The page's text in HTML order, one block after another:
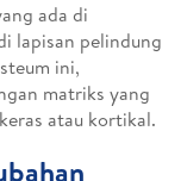
ada di
lapisan pelindung
ini,
matriks yang
atau kortikal.